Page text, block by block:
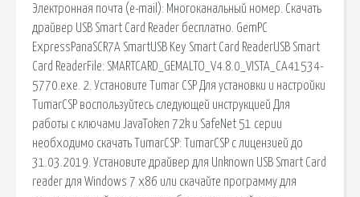
Электронная почта (e-mail): Многоканальный номер. Скачать
драйвер USB Smart Card Reader бесплатно. GemPC
ExpressPanaSCR7A SmartUSB Key Smart Card ReaderUSB Smart
Card ReaderFile: SMARTCARD_GEMALTO_V4.8.0_VISTA_CA41534-
5770.exe. 2. Установите Tumar CSP Для установки и настройки
TumarCSP воспользуйтесь следующей инструкцией Для
работы с ключами JavaToken 72k и SafeNet 51 серии
необходимо скачать TumarCSP: TumarCSP с лицензией до
31.03.2019. Установите драйвер для Unknown USB Smart Card
reader для Windows 7 x86 или скачайте программу для